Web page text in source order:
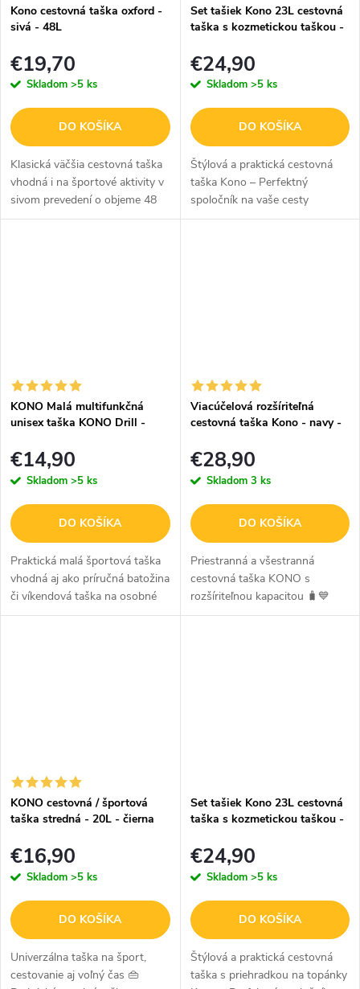
Kono cestovná taška oxford -
sivá - 48L
€19,70
Skladom >5 ks
DO KOŠÍKA
Klasická väčšia cestovná taška
vhodná i na športové aktivity v
sivom prevedení o objeme 48
L.
Set tašiek Kono 23L cestovná
taška s kozmetickou taškou -
€24,90
Skladom >5 ks
DO KOŠÍKA
Štýlová a praktická cestovná
taška Kono – Perfektný
spoločník na vaše cesty
Viacúčelová cestovná taška
KONO Malá multifunkčná
unisex taška KONO Drill -
€14,90
Skladom >5 ks
DO KOŠÍKA
Praktická malá športová taška
vhodná aj ako príručná batožina
či víkendová taška na osobné
veci. V čiernom prevedení.
Viacúčelová rozšíriteľná
cestovná taška Kono - navy -
€28,90
Skladom 3 ks
DO KOŠÍKA
Priestranná a všestranná
cestovná taška KONO s
rozšíriteľnou kapacitou 🧳💙
Hľadáte tašku, ktorá je štýlová,
KONO cestovná / športová
taška stredná - 20L - čierna
€16,90
Skladom >5 ks
DO KOŠÍKA
Univerzálna taška na šport,
cestovanie aj voľný čas 👜
Set tašiek Kono 23L cestovná
taška s kozmetickou taškou -
€24,90
Skladom >5 ks
DO KOŠÍKA
Štýlová a praktická cestovná
taška s priehradkou na topánky